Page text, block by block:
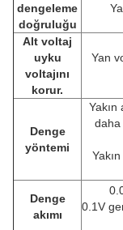
dengeleme
doğruluğu
Alt voltaj
uyku
voltajını
korur.
Yan
Denge
yöntemi
Yakın
daha
Denge
akımı
0.1V